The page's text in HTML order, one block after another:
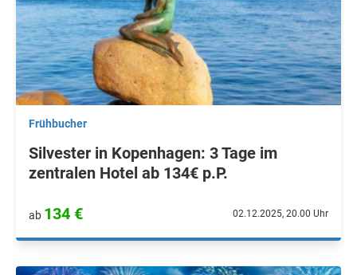
Frühbucher
Silvester in Kopenhagen: 3 Tage im
zentralen Hotel ab 134€ p.P.
ab 134 € 02.12.2025, 20.00 Uhr